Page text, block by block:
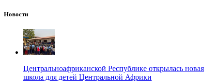
Новости
Центральноафриканской Республике открылась новая
школа для детей Центральной Африки